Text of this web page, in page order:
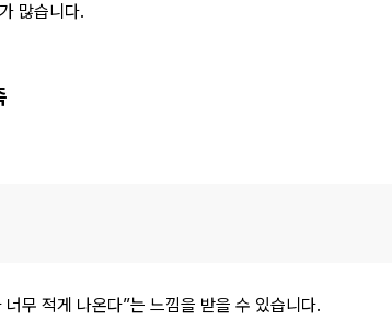
많습니다.
무 적게 나온다”는 느낌을 받을 수 있습니다.